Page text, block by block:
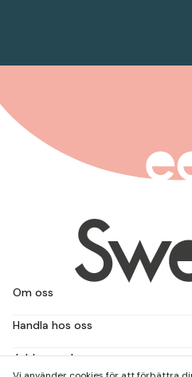
Om oss
Handla hos oss
Jobba med oss